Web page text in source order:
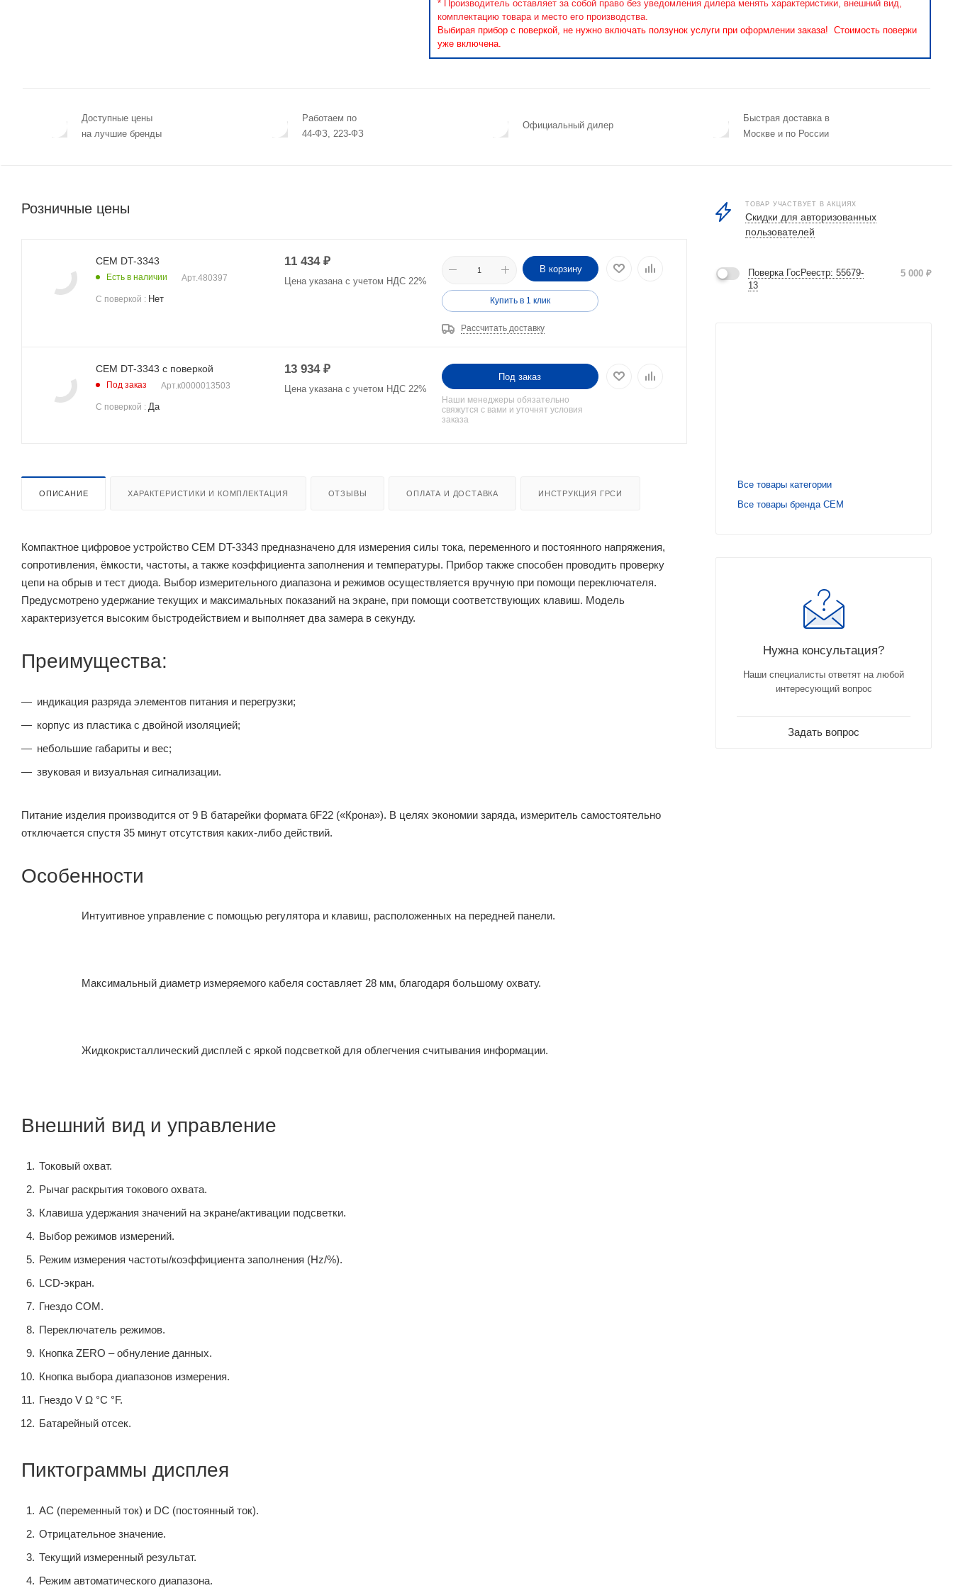
* Производитель оставляет за собой право без уведомления дилера менять характеристики, внешний вид,
комплектацию товара и место его производства.
Выбирая прибор с поверкой, не нужно включать ползунок услуги при оформлении заказа! Стоимость поверки
уже включена.
Доступные цены
на лучшие бренды
Работаем по
44-ФЗ, 223-ФЗ
Официальный дилер
Быстрая доставка в
Москве и по России
Розничные цены
CEM DT-3343
Есть в наличии Арт.480397
С поверкой : Нет
11 434₽
Цена указана с учетом НДС 22%
В корзину
Купить в 1 клик
Рассчитать доставку
CEM DT-3343 с поверкой
Под заказ Арт.к0000013503
С поверкой : Да
13 934₽
Цена указана с учетом НДС 22%
Под заказ
Наши менеджеры обязательно
свяжутся с вами и уточнят условия
заказа
ОПИСАНИЕ ХАРАКТЕРИСТИКИ И КОМПЛЕКТАЦИЯ ОТЗЫВЫ ОПЛАТА И ДОСТАВКА ИНСТРУКЦИЯ ГРСИ
Компактное цифровое устройство CEM DT-3343 предназначено для измерения силы тока, переменного и постоянного напряжения,
сопротивления, ёмкости, частоты, а также коэффициента заполнения и температуры. Прибор также способен проводить проверку
цепи на обрыв и тест диода. Выбор измерительного диапазона и режимов осуществляется вручную при помощи переключателя.
Предусмотрено удержание текущих и максимальных показаний на экране, при помощи соответствующих клавиш. Модель
характеризуется высоким быстродействием и выполняет два замера в секунду.
Преимущества:
индикация разряда элементов питания и перегрузки;
корпус из пластика с двойной изоляцией;
небольшие габариты и вес;
звуковая и визуальная сигнализации.
Питание изделия производится от 9 В батарейки формата 6F22 («Крона»). В целях экономии заряда, измеритель самостоятельно
отключается спустя 35 минут отсутствия каких-либо действий.
Особенности
Интуитивное управление с помощью регулятора и клавиш, расположенных на передней панели.
Максимальный диаметр измеряемого кабеля составляет 28 мм, благодаря большому охвату.
Жидкокристаллический дисплей с яркой подсветкой для облегчения считывания информации.
Внешний вид и управление
Токовый охват.
Рычаг раскрытия токового охвата.
Клавиша удержания значений на экране/активации подсветки.
Выбор режимов измерений.
Режим измерения частоты/коэффициента заполнения (Hz/%).
LCD-экран.
Гнездо COM.
Переключатель режимов.
Кнопка ZERO – обнуление данных.
Кнопка выбора диапазонов измерения.
Гнездо V Ω °C °F.
Батарейный отсек.
Пиктограммы дисплея
AC (переменный ток) и DC (постоянный ток).
Отрицательное значение.
Текущий измеренный результат.
Режим автоматического диапазона.
ТОВАР УЧАСТВУЕТ В АКЦИЯХ
Скидки для авторизованных
пользователей
Поверка ГосРеестр: 55679-
13
5 000 ₽
Все товары категории
Все товары бренда CEM
Нужна консультация?
Наши специалисты ответят на любой
интересующий вопрос
Задать вопрос